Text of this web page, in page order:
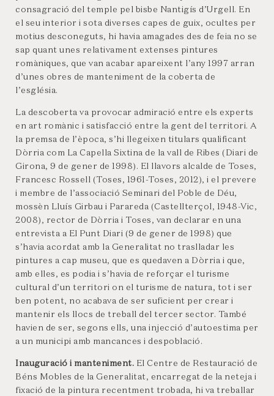
consagració del temple pel bisbe Nantigís d’Urgell. En
el seu interior i sota diverses capes de guix, ocultes per
motius desconeguts, hi havia amagades des de feia no se
sap quant unes relativament extenses pintures
romàniques, que van acabar apareixent l’any 1997 arran
d’unes obres de manteniment de la coberta de
l’església.
La descoberta va provocar admiració entre els experts
en art romànic i satisfacció entre la gent del territori. A
la premsa de l’època, s’hi llegeixen titulars qualificant
Dòrria com La Capella Sixtina de la vall de Ribes (Diari de
Girona, 9 de gener de 1998). El llavors alcalde de Toses,
Francesc Rossell (Toses, 1961-Toses, 2012), i el prevere
i membre de l’associació Seminari del Poble de Déu,
mossèn Lluís Girbau i Parareda (Castellterçol, 1948-Vic,
2008), rector de Dòrria i Toses, van declarar en una
entrevista a El Punt Diari (9 de gener de 1998) que
s’havia acordat amb la Generalitat no traslladar les
pintures a cap museu, que es quedaven a Dòrria i que,
amb elles, es podia i s’havia de reforçar el turisme
cultural d’un territori on el turisme de natura, tot i ser
ben potent, no acabava de ser suficient per crear i
mantenir els llocs de treball del tercer sector. També
havien de ser, segons ells, una injecció d’autoestima per
a un municipi amb mancances i despoblació.
Inauguració i manteniment. El Centre de Restauració de
Béns Mobles de la Generalitat, encarregat de la neteja i
fixació de la pintura recentment trobada, hi va treballar